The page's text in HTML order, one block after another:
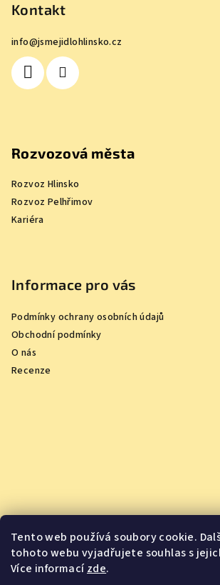
Tento web používá soubory cookie.
tohoto webu vyjadřujete souhlas s
Více informacízde.
Kontakt
info@jsmejidlohlinsko.cz
Rozvozová města
Rozvoz Hlinsko
Rozvoz Pelhřimov
Kariéra
Informace pro vás
Podmínky ochrany osobních údajů
Obchodní podmínky
O nás
Recenze